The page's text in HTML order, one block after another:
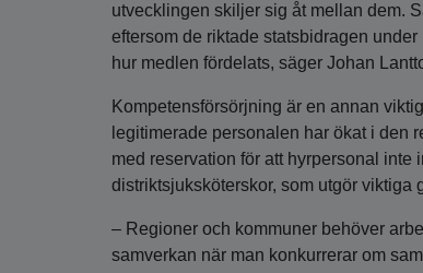
utvecklingen skiljer sig åt mellan dem.
eftersom de riktade statsbidragen
hur medlen fördelats, säger Johan
Kompetensförsörjning är en annan
legitimerade personalen har ökat i den
med reservation för att hyrpersonal
distriktsjuksköterskor, som utgör viktiga
– Regioner och kommuner behöver
samverkan när man konkurrerar om